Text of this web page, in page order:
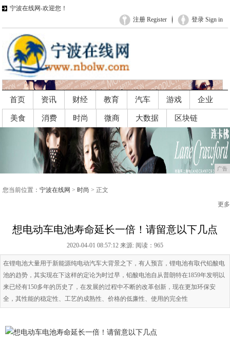
宁波在线网-欢迎您！
登录 Sign in
注册 Register
首页 资讯 财经 教育 汽车 游戏 企业
美食 消费 时尚 微商 大数据 区块链
广告
您当前位置： 宁波在线网 > 时尚 > 正文
更多
想电动车电池寿命延长一倍！请留意以下几点
2020-04-01 08:57:12 来源: 阅读：965
在锂电池大量用于新能源纯电动汽车大背景之下，有人预言，锂电池有取代铅酸电
池的趋势，其实现在下这样的定论为时过早，铅酸电池自从普朗特在1859年发明以
来已经有150多年的历史了，在发展的过程中不断的改革创新，现在更加环保安
全，其性能的稳定性、工艺的成熟性、价格的低廉性、使用的完全性